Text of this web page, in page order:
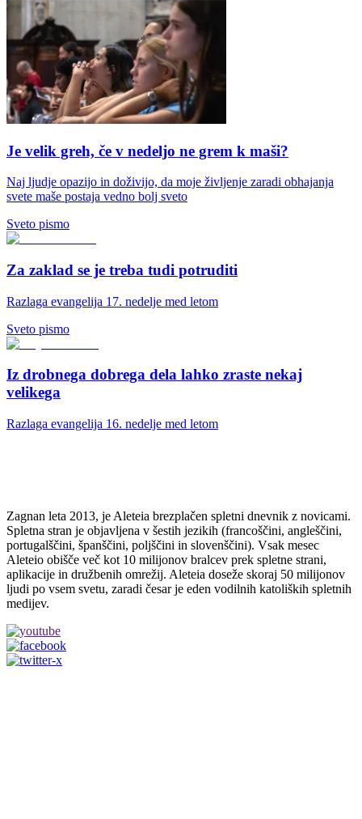
Je velik greh, če v nedeljo ne grem k maši?
Naj ljudje opazijo in doživijo, da moje življenje zaradi obhajanja
svete maše postaja vedno bolj sveto
Sveto pismo
Za zaklad se je treba tudi potruditi
Razlaga evangelija 17. nedelje med letom
Sveto pismo
Iz drobnega dobrega dela lahko zraste nekaj
velikega
Razlaga evangelija 16. nedelje med letom
Zagnan leta 2013, je Aleteia brezplačen spletni dnevnik z novicami.
Spletna stran je objavljena v šestih jezikih (francoščini, angleščini,
portugalščini, španščini, poljščini in slovenščini). Vsak mesec
Aleteio obišče več kot 10 milijonov bralcev prek spletne strani,
aplikacije in družbenih omrežij. Aleteia doseže skoraj 50 milijonov
ljudi po vsem svetu, zaradi česar je eden vodilnih katoliških spletnih
medijev.